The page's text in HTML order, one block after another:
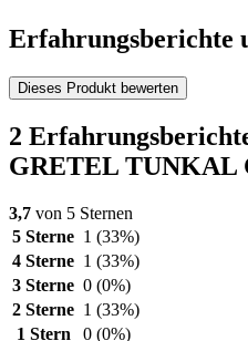
Erfahrungsberichte
Dieses Produkt bewerten
2
GRETEL TUNKAL
3,7 von 5 Sternen
5 Sterne 1 (33%)
4 Sterne 1 (33%)
3 Sterne 0 (0%)
2 Sterne 1 (33%)
1 Stern
0 (0%)